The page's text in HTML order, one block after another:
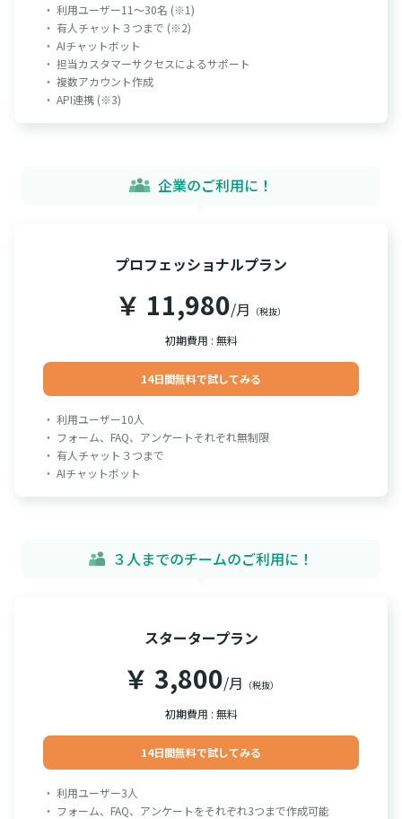
・ 利用ユーザー11～30名 (※1)
・ 有人チャット３つまで (※2)
・ AIチャットボット
・ 担当カスタマーサクセスによるサポート
・ 複数アカウント作成
・ API連携 (※3)
企業のご利用に！
プロフェッショナルプラン
￥ 11,980/月 （税抜）
初期費用 : 無料
14日間無料で試してみる
・ 利用ユーザー10人
・ フォーム、FAQ、アンケートそれぞれ無制限
・ 有人チャット３つまで
・ AIチャットボット
３人までのチームのご利用に！
スタータープラン
￥ 3,800/月 （税抜）
初期費用 : 無料
14日間無料で試してみる
・ 利用ユーザー3人
・ フォーム、FAQ、アンケートをそれぞれ3つまで作成可能